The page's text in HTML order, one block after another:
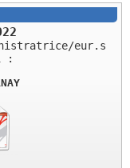
eur.s
: